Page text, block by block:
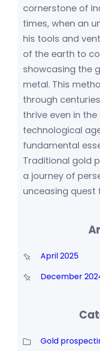
cornerstone of
times, when an
his tools and
of the earth to
showcasing the
metal. This
through
thrive even in
technological
fundamental
Traditional gold
a journey of
unceasing quest
April 2025
December
Gold